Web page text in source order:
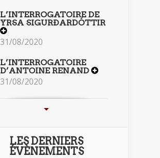
L’INTERROGATOIRE DE
YRSA SIGURÐARDÓTTIR
31/08/2020
L’INTERROGATOIRE
D’ANTOINE RENAND
31/08/2020
LES DERNIERS
ÉVÈNEMENTS